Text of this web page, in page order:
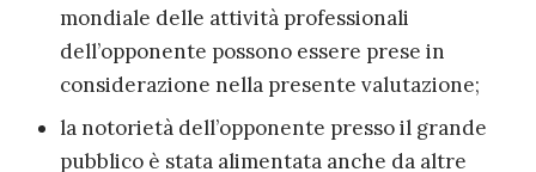
mondiale delle attività professionali
dell’opponente possono essere prese in
considerazione nella presente valutazione;
la notorietà dell’opponente presso il grande
pubblico è stata alimentata anche da altre